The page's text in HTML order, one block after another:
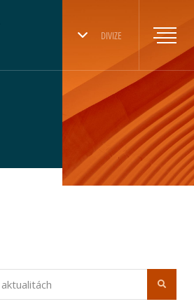
DIVIZE